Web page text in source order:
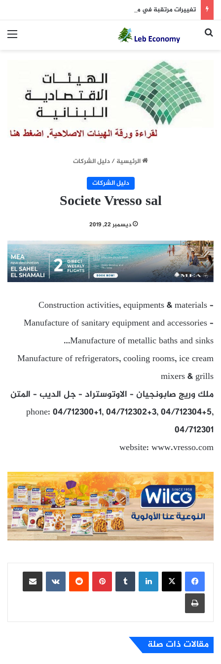
تغييرات مرتقبة في مطار بيروت
بحث عن
الرئيسية/دليل الشركات
دليل الشركات
Societe Vresso sal
ديسمبر 22, 2019
Construction activities, equipments & materials –
Manufacture of sanitary equipment and accessories –
Manufacture of metallic baths and sinks…
Manufacture of refrigerators, cooling rooms, ice cream
mixers & grills
ملك وريج صابونجيان – الاوتوستراد – جل الديب – المتن
phone: 04/712300+1, 04/712302+3, 04/712304+5,
04/712301
website: www.vresso.com
لينكدإن بينتيريست
مشاركة عبر البريد
طباعة
مقالات ذات صلة